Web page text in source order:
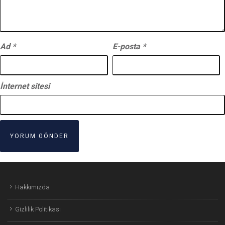
Ad * E-posta *
İnternet sitesi
Hakkımızda
Gizlilik Politikası